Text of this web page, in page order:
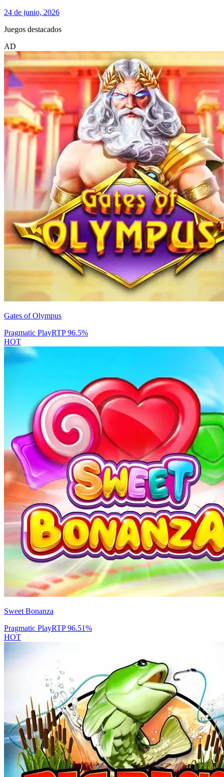
24 de junio, 2026
Juegos destacados
AD
Gates of Olympus
Pragmatic PlayRTP96.5%
HOT
Sweet Bonanza
Pragmatic PlayRTP96.51%
HOT